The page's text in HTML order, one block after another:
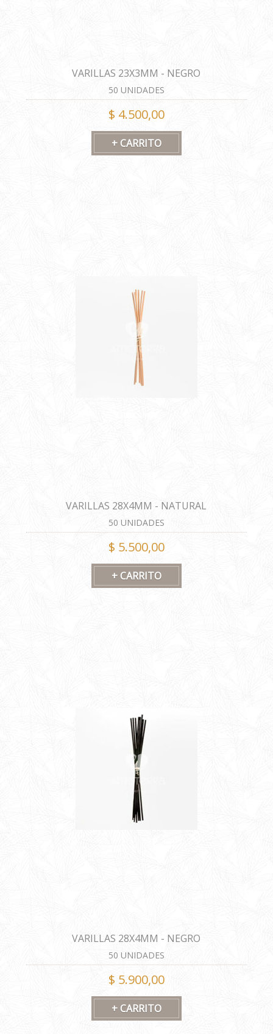
VARILLAS 23X3MM - NEGRO
50 UNIDADES
$ 4.500,00
VARILLAS 28X4MM - NATURAL
50 UNIDADES
$ 5.500,00
VARILLAS 28X4MM - NEGRO
50 UNIDADES
$ 5.900,00